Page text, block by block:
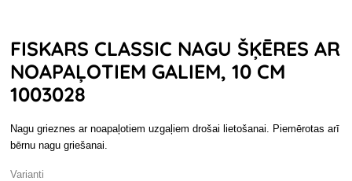
FISKARS CLASSIC NAGU ŠĶĒRES AR
NOAPAĻOTIEM GALIEM, 10 CM
1003028
Nagu grieznes ar noapaļotiem uzgaļiem drošai lietošanai. Piemērotas arī
bērnu nagu griešanai.
Varianti